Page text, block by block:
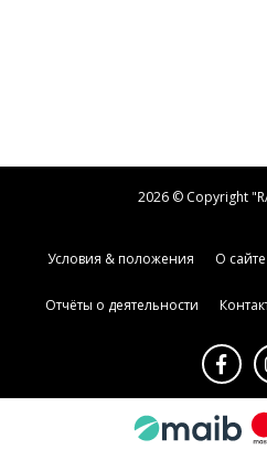
2026 © Copyright
Условия & положения О сайте
Отчёты о деятельности